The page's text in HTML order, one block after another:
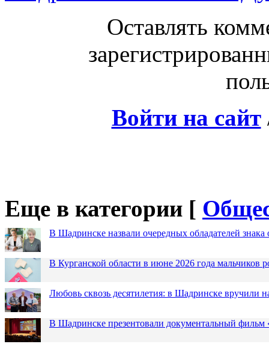
Оставлять
Войти на сайт
Еще в категории [
В Шадринске назвали очередных обладателей знака
В Курганской области в июне 2026 года мальчиков
Любовь сквозь десятилетия: в Шадринске вручили
В Шадринске презентовали документальный